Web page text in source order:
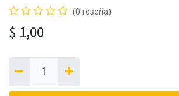
(0 reseña)
$ 1,00